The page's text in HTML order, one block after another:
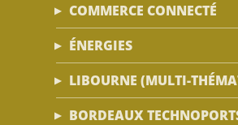
COMMERCE CONNECTÉ
ÉNERGIES
LIBOURNE (MULTI-
BORDEAUX